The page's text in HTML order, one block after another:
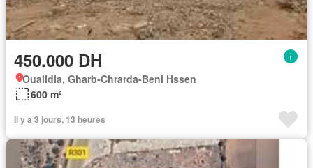
450.000 DH
Oualidia, Gharb-Chrarda-Beni Hssen
600 m²
Il y a 3 jours, 13 heures